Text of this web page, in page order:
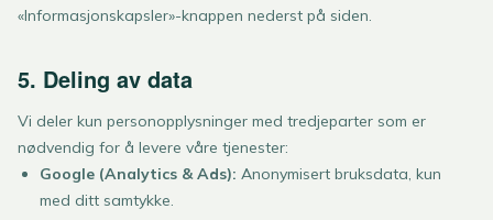
«Informasjonskapsler»-knappen nederst på siden.
5. Deling av data
Vi deler kun personopplysninger med tredjeparter som er
nødvendig for å levere våre tjenester:
Google (Analytics & Ads): Anonymisert bruksdata, kun
med ditt samtykke.